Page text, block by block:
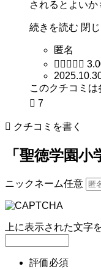
されるとよいか
続きを読む 閉
匿名
    
このクチコミは
 7
 クチコミを書く
「聖徳学園
ニックネーム任意
上に表示された文字
評価必須